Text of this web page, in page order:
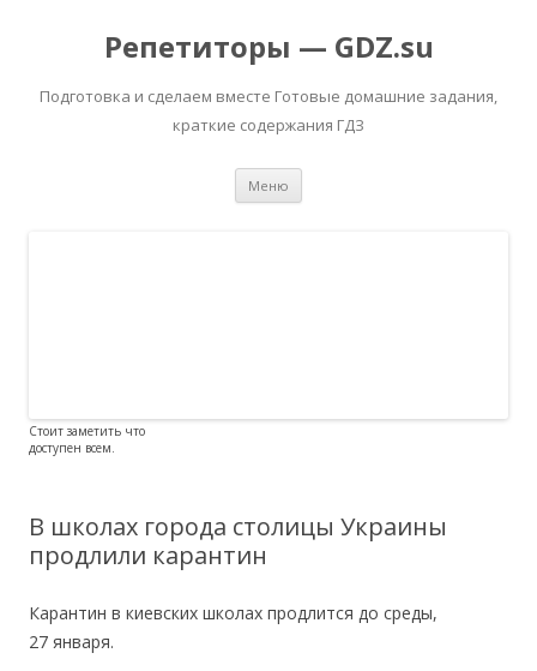
Репетиторы — GDZ.su
Подготовка и сделаем вместе Готовые домашние задания,
краткие содержания ГДЗ
Меню
Стоит заметить что
доступен всем.
В школах города столицы Украины
продлили карантин
Карантин в киевских школах продлится до среды,
27 января.